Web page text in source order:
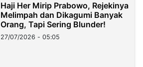
Haji Her Mirip Prabowo, Rejekinya
Melimpah dan Dikagumi Banyak
Orang, Tapi Sering Blunder!
27/07/2026 - 05:05